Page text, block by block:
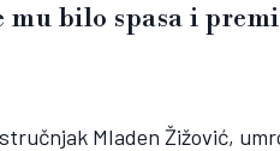
bilo spasa i
Mladen Žižović,